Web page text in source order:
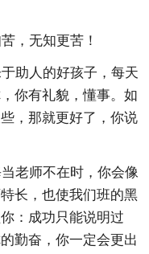
，无知更苦！
助人的好孩子，每天
你有礼貌，懂事。如
，那就更好了，你说
老师不在时，你会像
长，也使我们班的黑
：成功只能说明过
勤奋，你一定会更出